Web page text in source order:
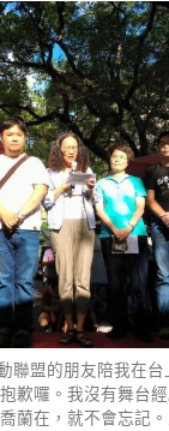
聯盟的朋友陪我在
歉囉。我沒有舞台
蘭在，就不會忘記